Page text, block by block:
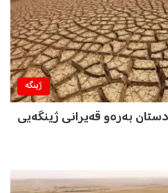
ژینگه‌
بەرەو قەیرانی ژینگەیی